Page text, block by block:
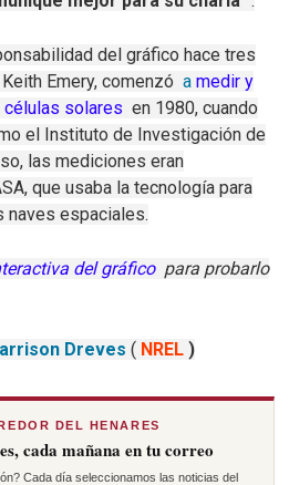
del gráfico hace tres
Keith Emery, comenzóamedir y
solares en 1980, cuando
el Instituto de Investigación de
las mediciones eran
que usaba la tecnología para
naves espaciales.
del gráficopara probarlo
Dreves ( NREL )
DEL HENARES
cada mañana en tu correo
Cada día seleccionamos las noticias del